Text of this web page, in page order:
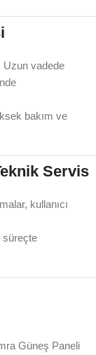
Uzun vadede
bakım ve
Servis
kullanıcı
süreçte
Güneş Paneli